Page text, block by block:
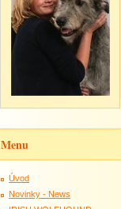
Menu
Úvod
Novinky - News